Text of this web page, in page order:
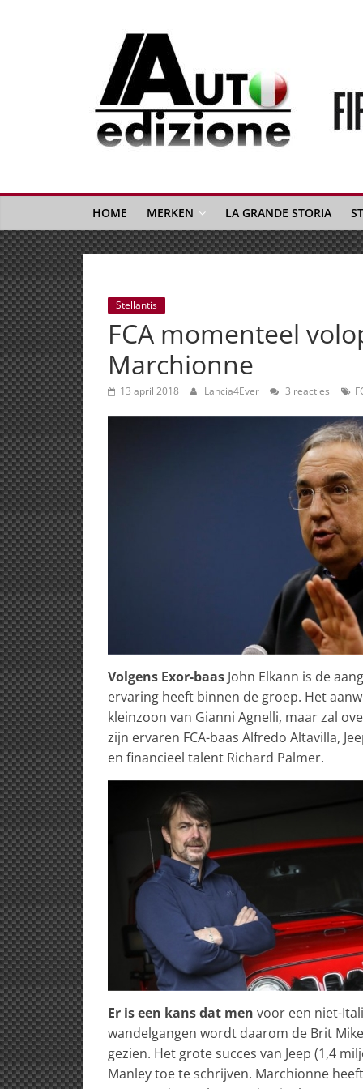
Auto
Edizione
La
Gazetta
dell'Automobile
Italiana
|
Italiaans
autonieuws
&
lifestyle
HOME MERKEN LA GRANDE STORIA
Stellantis
FCA momenteel
Marchionne
13 april 2018 Lancia4Ever 3 reacties
Volgens Exor-baas John Elkann is de
ervaring heeft binnen de groep. Het
kleinzoon van Gianni Agnelli, maar zal
zijn ervaren FCA-baas Alfredo Altavilla,
en financieel talent Richard Palmer.
Er is een kans dat men voor een niet-
wandelgangen wordt daarom de Brit
gezien. Het grote succes van Jeep (1,4
Manley toe te schrijven. Marchionne